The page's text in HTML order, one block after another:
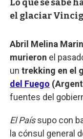
Lo que se sabe
el glaciar
Abril Melina
murieron el
un trekking en el
del Fuego
fuentes del
El Paíssupo con
la cónsul general